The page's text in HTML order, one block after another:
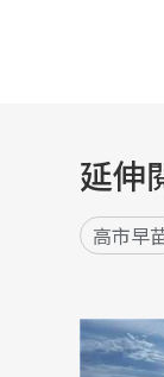
延伸
高市早